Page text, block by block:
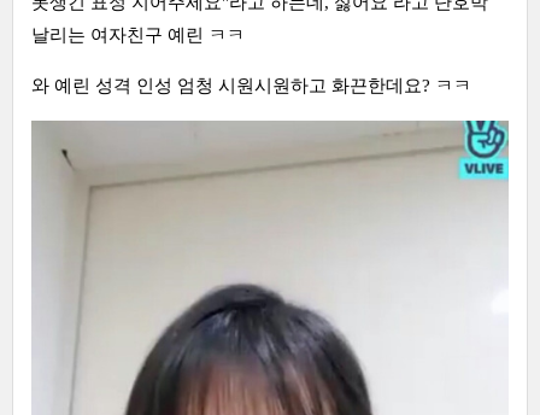
날리는 여자친구 예린 ㅋㅋ
와 예린 성격 인성 엄청 시원시원하고 화끈한데요? ㅋㅋ